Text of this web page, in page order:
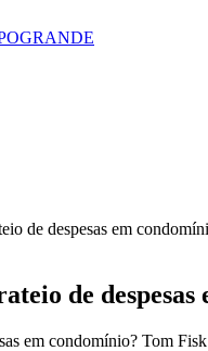
de despesas em
de
em condomínio? Tom